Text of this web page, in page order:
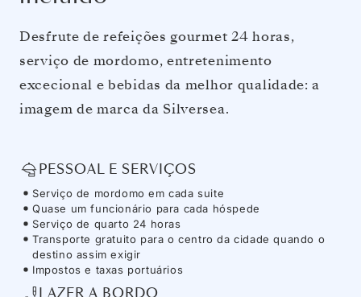
Desfrute de refeições gourmet 24 horas,
serviço de mordomo, entretenimento
excecional e bebidas da melhor qualidade: a
imagem de marca da Silversea.
PESSOAL E SERVIÇOS
Serviço de mordomo em cada suite
Quase um funcionário para cada hóspede
Serviço de quarto 24 horas
Transporte gratuito para o centro da cidade quando o
destino assim exigir
Impostos e taxas portuários